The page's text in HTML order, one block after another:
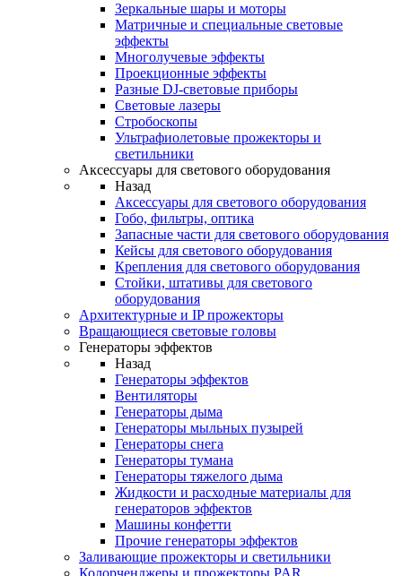
Зеркальные шары и моторы
Матричные и специальные световые
эффекты
Многолучевые эффекты
Проекционные эффекты
Разные DJ-световые приборы
Световые лазеры
Стробоскопы
Ультрафиолетовые прожекторы и
светильники
Аксессуары для светового оборудования
Назад
Аксессуары для светового оборудования
Гобо, фильтры, оптика
Запасные части для светового оборудования
Кейсы для светового оборудования
Крепления для светового оборудования
Стойки, штативы для светового
оборудования
Архитектурные и IP прожекторы
Вращающиеся световые головы
Генераторы эффектов
Назад
Генераторы эффектов
Вентиляторы
Генераторы дыма
Генераторы мыльных пузырей
Генераторы снега
Генераторы тумана
Генераторы тяжелого дыма
Жидкости и расходные материалы для
генераторов эффектов
Машины конфетти
Прочие генераторы эффектов
Заливающие прожекторы и светильники
Колорченджеры и прожекторы PAR